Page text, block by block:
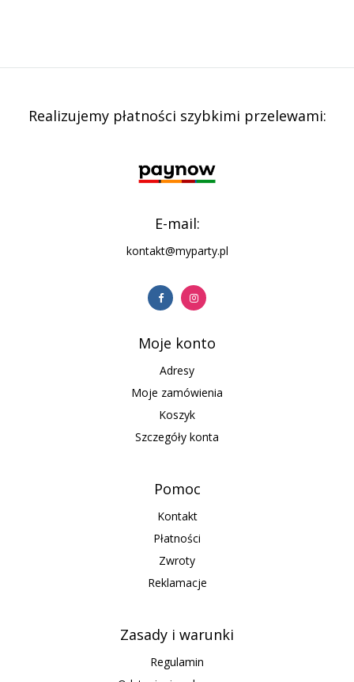
Realizujemy płatności szybkimi przelewami:
E-mail:
kontakt@myparty.pl
Moje konto
Adresy
Moje zamówienia
Koszyk
Szczegóły konta
Pomoc
Kontakt
Płatności
Zwroty
Reklamacje
Zasady i warunki
Regulamin